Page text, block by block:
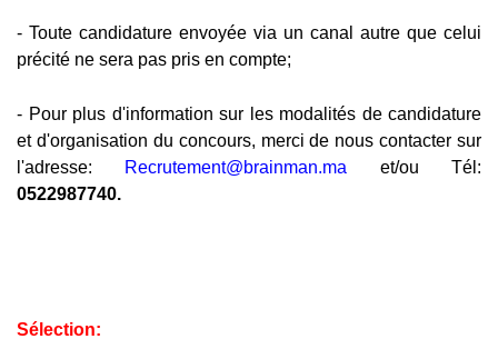
- Toute candidature envoyée via un canal autre que celui
précité ne sera pas pris en compte;
- Pour plus d'information sur les modalités de candidature
et d'organisation du concours, merci de nous contacter sur
l'adresse: Recrutement@brainman.ma et/ou Tél:
0522987740.
Sélection: